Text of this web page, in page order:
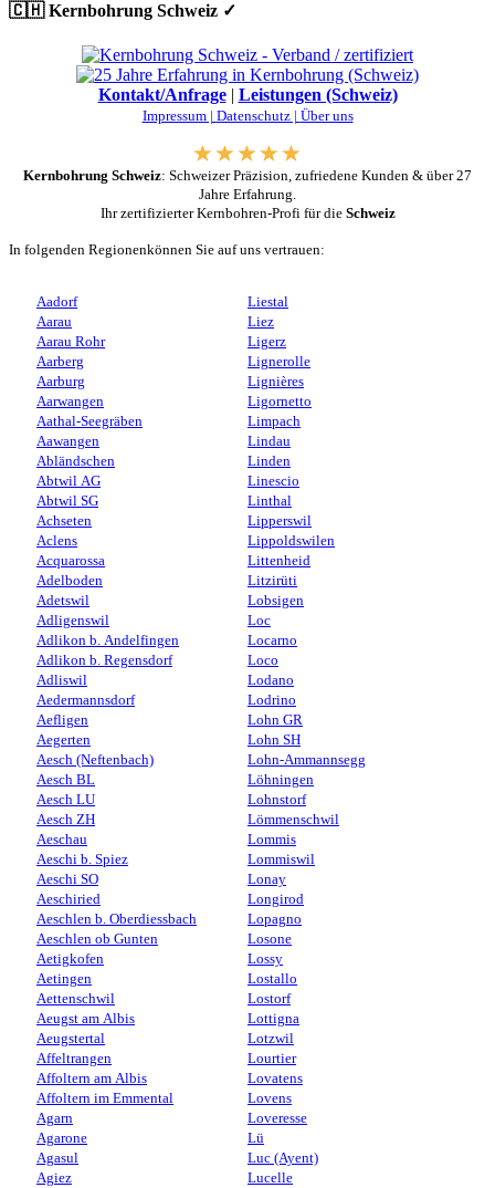
🇨🇭 Kernbohrung Schweiz ✓
Kontakt/Anfrage| Leistungen (Schweiz)
Impressum | Datenschutz | Über uns
Kernbohrung Schweiz: Schweizer Präzision, zufriedene Kunden & über 27
Jahre Erfahrung.
Ihr zertifizierter Kernbohren-Profi für die Schweiz
In folgenden Regionenkönnen Sie auf uns vertrauen:
Aadorf
Aarau
Aarau Rohr
Aarberg
Aarburg
Aarwangen
Aathal-Seegräben
Aawangen
Abländschen
Abtwil AG
Abtwil SG
Achseten
Aclens
Acquarossa
Adelboden
Adetswil
Adligenswil
Adlikon b. Andelfingen
Adlikon b. Regensdorf
Adliswil
Aedermannsdorf
Aefligen
Aegerten
Aesch (Neftenbach)
Aesch BL
Aesch LU
Aesch ZH
Aeschau
Aeschi b. Spiez
Aeschi SO
Aeschiried
Aeschlen b. Oberdiessbach
Aeschlen ob Gunten
Aetigkofen
Aetingen
Aettenschwil
Aeugst am Albis
Aeugstertal
Affeltrangen
Affoltern am Albis
Affoltern im Emmental
Agarn
Agarone
Agasul
Agiez
Liestal
Liez
Ligerz
Lignerolle
Lignières
Ligornetto
Limpach
Lindau
Linden
Linescio
Linthal
Lipperswil
Lippoldswilen
Littenheid
Litzirüti
Lobsigen
Loc
Locarno
Loco
Lodano
Lodrino
Lohn GR
Lohn SH
Lohn-Ammannsegg
Löhningen
Lohnstorf
Lömmenschwil
Lommis
Lommiswil
Lonay
Longirod
Lopagno
Losone
Lossy
Lostallo
Lostorf
Lottigna
Lotzwil
Lourtier
Lovatens
Lovens
Loveresse
Lü
Luc (Ayent)
Lucelle